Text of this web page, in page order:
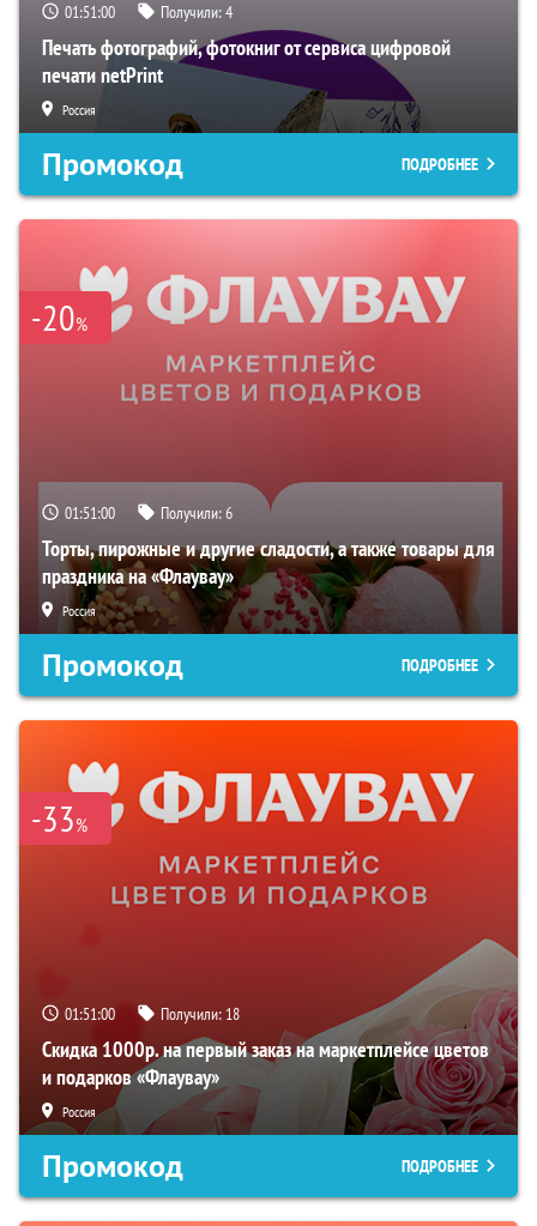
01:50:59 Получили:4
Печать фотографий, фотокниг от сервиса цифровой
печати netPrint
Россия
Промокод ПОДРОБНЕЕ
-20%
01:50:59 Получили:6
Торты, пирожные и другие сладости, а также товары для
праздника на «Флаувау»
Россия
Промокод ПОДРОБНЕЕ
-33%
01:50:59 Получили: 18
Скидка 1000р. на первый заказ на маркетплейсе цветов
и подарков «Флаувау»
Россия
Промокод ПОДРОБНЕЕ